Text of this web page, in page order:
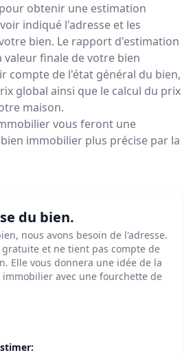
obtenir une estimation
indiqué l'adresse et les
bien. Le rapport d'estimation
valeur finale de votre bien
compte de l'état général du bien,
global ainsi que le calcul du prix
maison.
vous feront une
immobilier plus précise par la
du bien.
nous avons besoin de l'adresse.
et ne tient pas compte de
Elle vous donnera une idée de la
avec une fourchette de